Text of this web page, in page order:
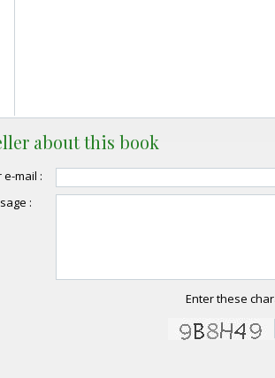
about this book
e-mail :
:
Enter these